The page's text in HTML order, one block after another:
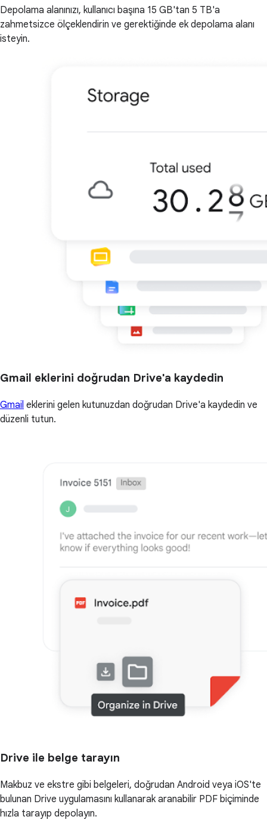
Depolama alanınızı, kullanıcı başına 15 GB'tan 5 TB'a
zahmetsizce ölçeklendirin ve gerektiğinde ek depolama alanı
isteyin.
Gmail eklerini doğrudan Drive'a kaydedin
Gmail eklerini gelen kutunuzdan doğrudan Drive'a kaydedin ve
düzenli tutun.
Drive ile belge tarayın
Makbuz ve ekstre gibi belgeleri, doğrudan Android veya iOS'te
bulunan Drive uygulamasını kullanarak aranabilir PDF biçiminde
hızla tarayıp depolayın.